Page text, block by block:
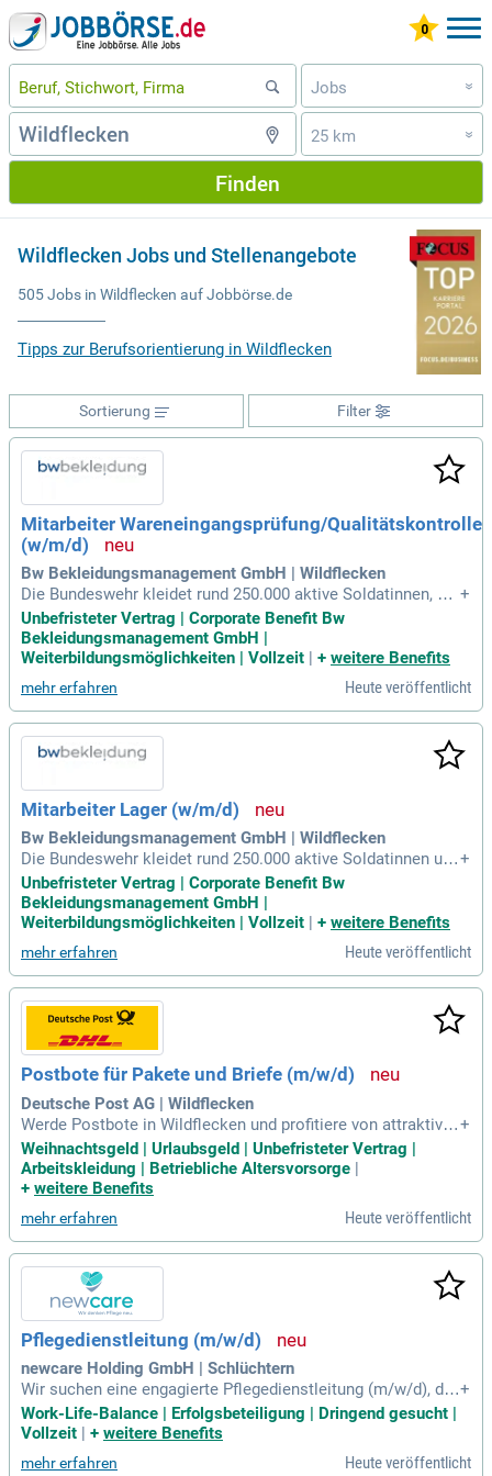
Jobs »
25 km »
Finden
Wildflecken Jobs und Stellenangebote
505 Jobs in Wildflecken auf Jobbörse.de
Tipps zur Berufsorientierung in Wildflecken
Filter
Sortierung
Mitarbeiter Wareneingangsprüfung/Qualitätskontrolle
(w/m/d)
Bw Bekleidungsmanagement GmbH | Wildflecken
Die Bundeswehr kleidet rund 250.000 aktive Soldatinnen, So
ldaten sowie Reservistinnen und Reservisten. Unser Team, b
estehend aus etwa 1.900 Mitarbeiterinnen und Mitarbeitern,
ist an über 110 Standorten in Deutschland tätig. Wir bieten s
ichere Arbeitsplätze und kontinuierliches Wachstum in einer
dynamischen Branche. Aktuell suchen wir unbefristet in Voll
zeit einen Mitarbeiter (w/m/d) für die Wareneingangsprüfun
g und Qualitätskontrolle im Bekleidungszentrum Wildflecke
n. Dort lagern, kommissionieren und versenden wir unsere
Ware effizient. Werden Sie Teil unseres engagierten Teams
und gestalten Sie die Versorgung der Bundeswehr aktiv mit!
+
Unbefristeter Vertrag | Corporate Benefit Bw
Bekleidungsmanagement GmbH |
Weiterbildungsmöglichkeiten | Vollzeit | + weitere Benefits
mehr erfahren Heute veröffentlicht
Mitarbeiter Lager (w/m/d)
Bw Bekleidungsmanagement GmbH | Wildflecken
Die Bundeswehr kleidet rund 250.000 aktive Soldatinnen und
Soldaten sowie zivile Mitarbeiter ein. Aktuell suchen wir un
befristete Mitarbeiter für unser Bekleidungszentrum in Wild
flecken. Zu den Aufgaben gehören die Bearbeitung von Ware
urchführung interner Warenbewegungen. Wir bieten sichere
Arbeitsplätze in einem respektvollen Umfeld mit geregelten
Arbeitszeiten und exzellenter Vergütung. Bewerber sollten id
ealerweise eine Ausbildung sowie Erfahrung im Logistikber
eich haben. Nutzen Sie die Chance, Teil eines wachsenden
Unternehmens zu werden, das Ihnen individuelle Weiterbildu
ngsmöglichkeiten bietet!
+
Unbefristeter Vertrag | Corporate Benefit Bw
Bekleidungsmanagement GmbH |
Weiterbildungsmöglichkeiten | Vollzeit
+ weitere Benefits
mehr erfahren Heute veröffentlicht
Postbote für Pakete und Briefe (m/w/d)
Deutsche Post AG | Wildflecken
Werde Postbote in Wildflecken und profitiere von attraktiven
Konditionen! Mit einem Stundenlohn von 17,92 € und bis zu
332 € Urlaubsgeld bist du finanziell gut aufgestellt. Genieße
Sicherheitsvorteile, wie einen krisensicheren Arbeitsplatz u
Einarbeitung, hochwertige Arbeitskleidung und Möglichkeite
n zur beruflichen Entwicklung. Zudem sorgen wir für freiwilli
ge Rufbereitschaft und interessante Mitarbeiterangebote wi
e Fahrradleasing. Bewirb dich jetzt und werde Teil unseres T
eams für die Zustellung von Paketen und Briefen!
+
Weihnachtsgeld | Urlaubsgeld | Unbefristeter Vertrag |
Arbeitskleidung | Betriebliche Altersvorsorge |
+ weitere Benefits
mehr erfahren Heute veröffentlicht
Pflegedienstleitung (m/w/d)
newcare Holding GmbH | Schlüchtern
Wir suchen eine engagierte Pflegedienstleitung (m/w/d), die
unser Team ab sofort erweitert. Sie steuern die Pflege- und
Betreuungsprozesse unter Berücksichtigung aller relevanten
assen die Entwicklung von Stellenplänen sowie die Dienst-
+
Work-Life-Balance | Erfolgsbeteiligung | Dringend gesucht |
Vollzeit | + weitere Benefits
mehr erfahren Heute veröffentlicht